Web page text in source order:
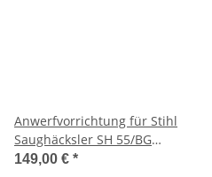
Anwerfvorrichtung für Stihl
Saughäcksler SH 55/BG
45/46/55/65
149,00 € *